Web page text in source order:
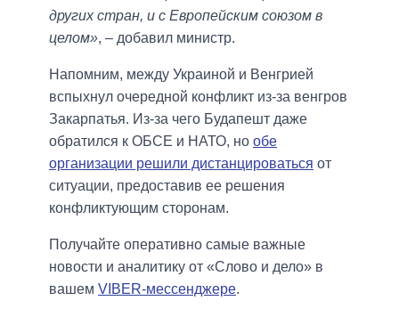
других стран, и с Европейским союзом в
целом», – добавил министр.
Напомним, между Украиной и Венгрией
вспыхнул очередной конфликт из-за венгров
Закарпатья. Из-за чего Будапешт даже
обратился к ОБСЕ и НАТО, но обе
организации решили дистанцироваться от
ситуации, предоставив ее решения
конфликтующим сторонам.
Получайте оперативно самые важные
новости и аналитику от «Слово и дело» в
вашем VIBER-мессенджере.